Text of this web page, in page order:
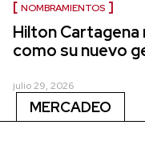
NOMBRAMIENTOS
Hilton
como su nuevo
julio 29, 2026
MERCADEO